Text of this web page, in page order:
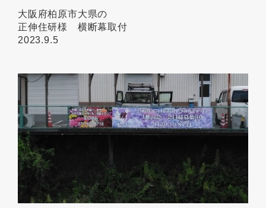
大阪府柏原市大県の
正伸住研様 横断幕取付
2023.9.5